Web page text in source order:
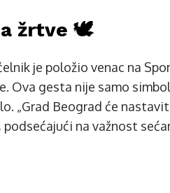
žrtve 🕊️
je položio venac na
Ova gesta nije samo
„Grad Beograd će
na važnost